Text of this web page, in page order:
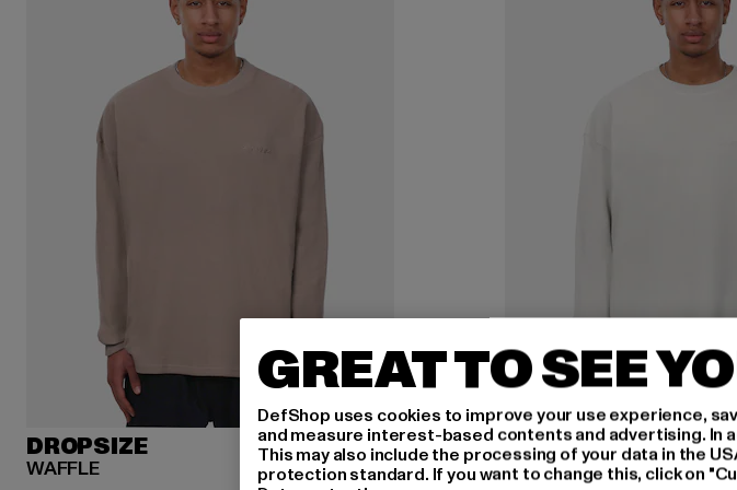
DROPSIZE
WAFFLE
DROPSIZE
WAFFLE
GREAT TO SEE
DefShop uses cookies to improve your use experience,
and measure interest-based contents and advertising. In
This may also include the processing of your data in the
protection standard. If you want to change this, click on